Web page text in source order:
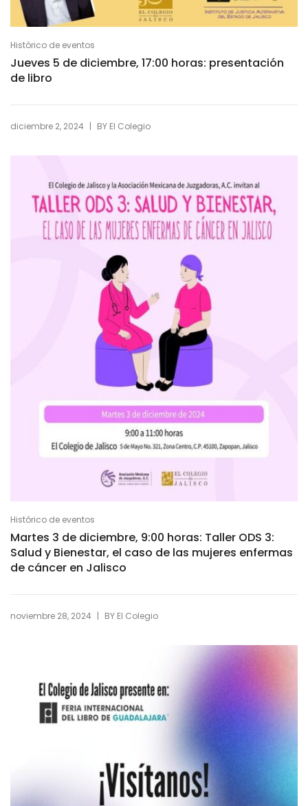
Histórico de eventos
Jueves 5 de diciembre, 17:00 horas: presentación
de libro
diciembre 2, 2024 | BY El Colegio
Histórico de eventos
Martes 3 de diciembre, 9:00 horas: Taller ODS 3:
Salud y Bienestar, el caso de las mujeres enfermas
de cáncer en Jalisco
noviembre 28, 2024 | BY El Colegio